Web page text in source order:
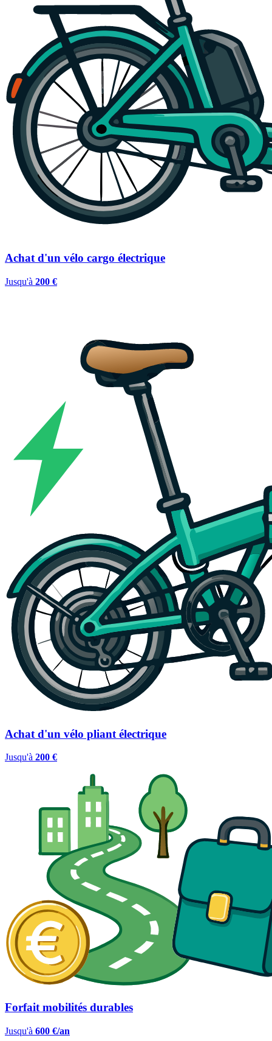
Achat d'un vélo cargo électrique
Jusqu'à 200 €
Achat d'un vélo pliant électrique
Jusqu'à 200 €
Forfait mobilités durables
Jusqu'à 600 €/an